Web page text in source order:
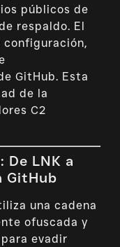
públicos de
respaldo. El
configuración,
GitHub. Esta
de la
C2
De LNK a
GitHub
una cadena
ofuscada y
evadir